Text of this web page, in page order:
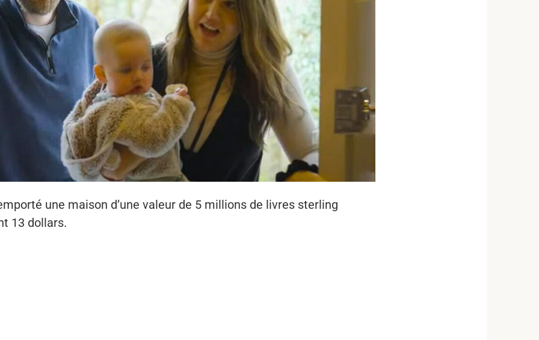
une maison d’une valeur de 5 millions de livres sterling
13 dollars.